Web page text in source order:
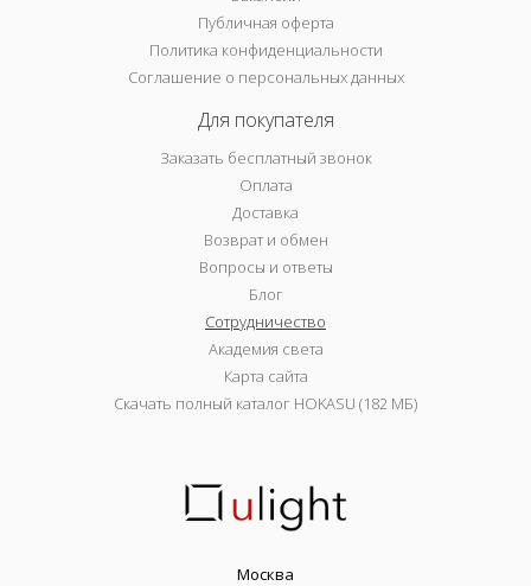
Публичная оферта
Политика конфиденциальности
Соглашение о персональных данных
Для покупателя
Заказать бесплатный звонок
Оплата
Доставка
Возврат и обмен
Вопросы и ответы
Блог
Сотрудничество
Академия света
Карта сайта
Скачать полный каталог HOKASU (182 МБ)
Москва